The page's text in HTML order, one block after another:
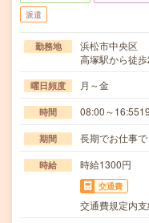
派遣
勤務地
浜松市中央区
高塚駅から徒
曜日頻度 月～金
時間 08:00～
期間 長期でお仕事
時給 時給1300円
交通費
交通費規定内